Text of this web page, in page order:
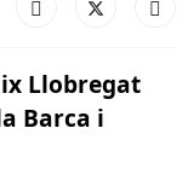
Llobregat
Barca i